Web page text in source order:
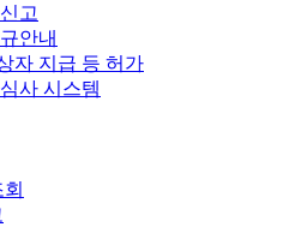
고
안내
자 지급 등 허가
사 시스템